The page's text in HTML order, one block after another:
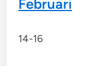
Februari
14-16